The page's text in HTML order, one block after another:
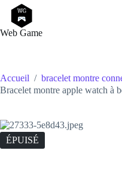
Passer
contenu
Web Game
Accueil / bracelet montre
Bracelet montre apple watch à
ÉPUISÉ